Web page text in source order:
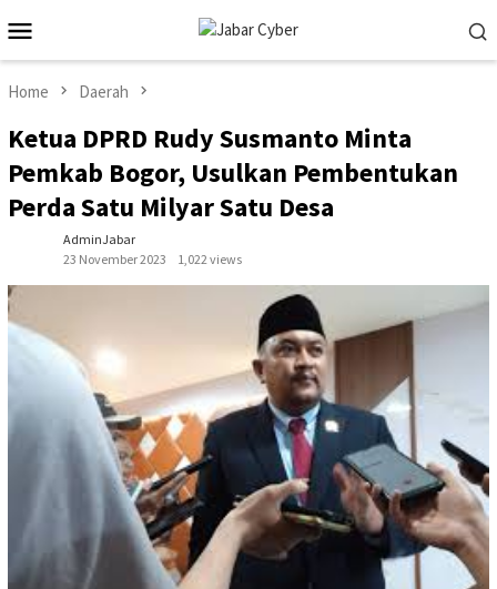
to
contentMenu
Home Daerah
Ketua DPRD Rudy Susmanto Minta
Pemkab Bogor, Usulkan Pembentukan
Perda Satu Milyar Satu Desa
AdminJabar
23 November 2023
1,022 views